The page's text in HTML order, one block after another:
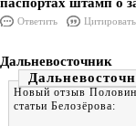
Ответить Цитировать
Дальневосточник
Новый отзыв
статьи Белозёрова: